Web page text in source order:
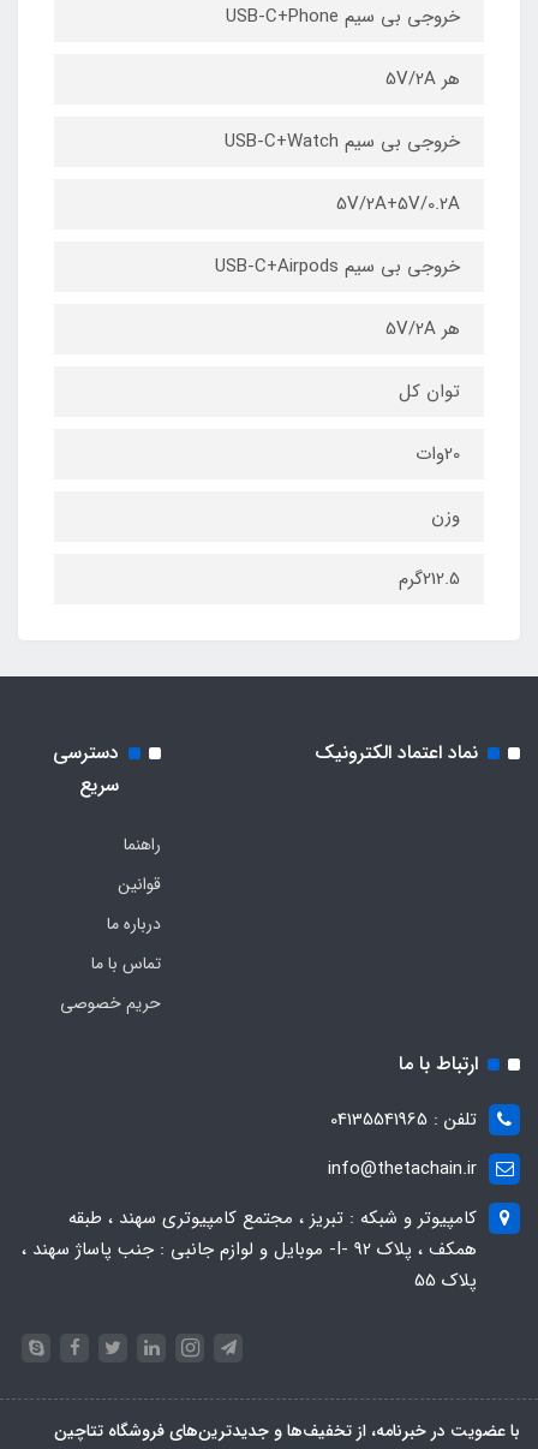
خروجی بی سیم USB-C+Phone
هر 5V/2A
خروجی بی سیم USB-C+Watch
5V/2A+5V/0.2A
خروجی بی سیم USB-C+Airpods
هر 5V/2A
توان کل
20وات
وزن
212.5گرم
نماد اعتماد الکترونیک
دسترسی
سریع
راهنما
قوانین
درباره ما
تماس با ما
حریم خصوصی
ارتباط با ما
تلفن : 04135541965
info@thetachain.ir
کامپیوتر و شبکه : تبریز ، مجتمع کامپیوتری سهند ، طبقه
همکف ، پلاک 92 -I- موبایل و لوازم جانبی : جنب پاساژ سهند ،
پلاک 55
با عضویت در خبرنامه، از تخفیف‌ها و جدیدترین‌های فروشگاه تتاچین